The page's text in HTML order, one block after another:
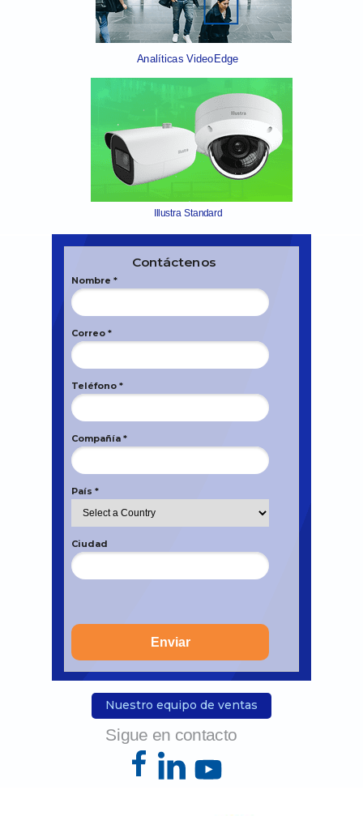
Nombre *
Correo *
Teléfono *
Compañía *
País *
Ciudad
Enviar
Contáctenos
Sigue en contacto
Nuestro equipo de ventas
Interested in
learning more?
Analíticas VideoEdge
Illustra Standard